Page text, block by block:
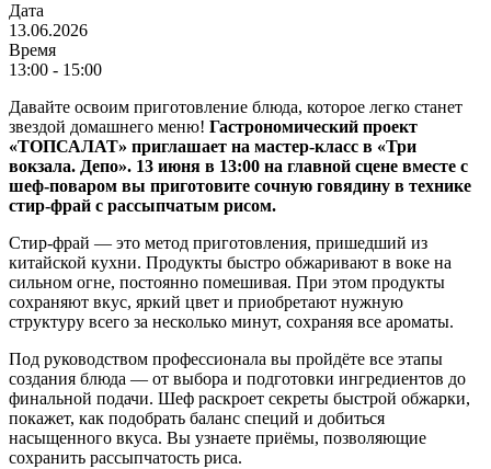
Дата
13.06.2026
Время
13:00 - 15:00
Давайте освоим приготовление блюда, которое легко станет
звездой домашнего меню! Гастрономический проект
«ТОПСАЛАТ» приглашает на мастер‑класс в «Три
вокзала. Депо». 13 июня в 13:00 на главной сцене вместе с
шеф‑поваром вы приготовите сочную говядину в технике
стир‑фрай с рассыпчатым рисом.
Стир-фрай — это метод приготовления, пришедший из
китайской кухни. Продукты быстро обжаривают в воке на
сильном огне, постоянно помешивая. При этом продукты
сохраняют вкус, яркий цвет и приобретают нужную
структуру всего за несколько минут, сохраняя все ароматы.
Под руководством профессионала вы пройдёте все этапы
создания блюда — от выбора и подготовки ингредиентов до
финальной подачи. Шеф раскроет секреты быстрой обжарки,
покажет, как подобрать баланс специй и добиться
насыщенного вкуса. Вы узнаете приёмы, позволяющие
сохранить рассыпчатость риса.